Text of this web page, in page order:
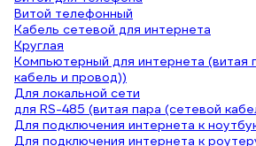
Витой телефонный
Кабель сетевой для интернета
Круглая
Компьютерный для интернета (витая
кабель и провод))
Для локальной сети
для RS-485 (витая пара (сетевой
Для подключения интернета к
Для подключения интернета к